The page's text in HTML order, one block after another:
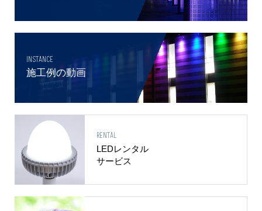
INSTANCE
施工例の動画
RENTAL
LEDレンタル
サービス